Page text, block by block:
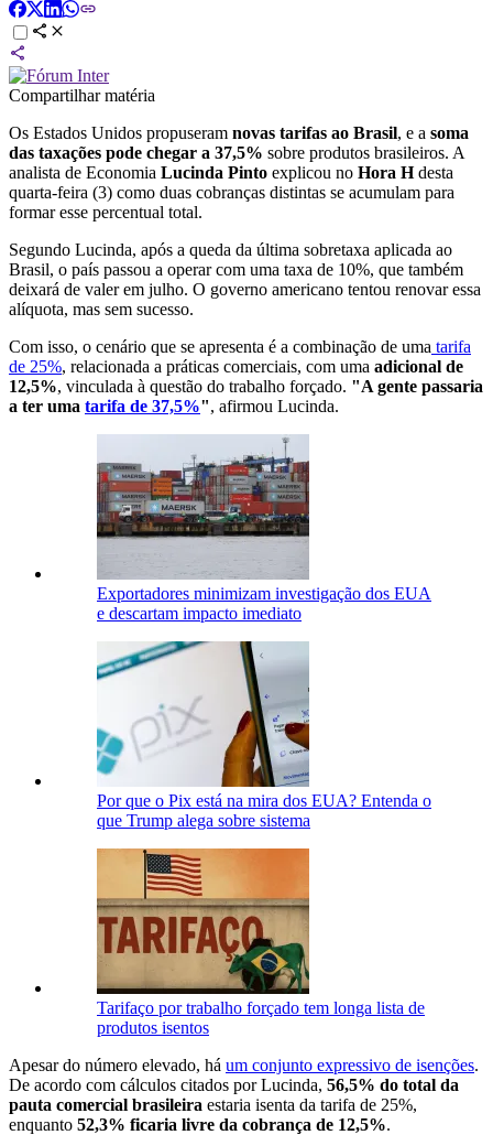
Compartilhar matéria
Os Estados Unidos propuseram novas tarifas ao Brasil, e a soma
das taxações pode chegar a 37,5% sobre produtos brasileiros. A
analista de Economia Lucinda Pinto explicou no Hora Hdesta
quarta-feira (3) como duas cobranças distintas se acumulam para
formar esse percentual total.
Segundo Lucinda, após a queda da última sobretaxa aplicada ao
Brasil, o país passou a operar com uma taxa de 10%, que também
deixará de valer em julho. O governo americano tentou renovar essa
alíquota, mas sem sucesso.
Com isso, o cenário que se apresenta é a combinação de uma tarifa
de 25%, relacionada a práticas comerciais, com uma adicional de
12,5%, vinculada à questão do trabalho forçado. "A gente passaria
a ter uma tarifa de 37,5%", afirmou Lucinda.
Exportadores minimizam investigação dos EUA
e descartam impacto imediato
Por que o Pix está na mira dos EUA? Entenda o
que Trump alega sobre sistema
Tarifaço por trabalho forçado tem longa lista de
produtos isentos
Apesar do número elevado, há um conjunto expressivo de isenções.
De acordo com cálculos citados por Lucinda, 56,5% do total da
pauta comercial brasileira estaria isenta da tarifa de 25%,
enquanto 52,3% ficaria livre da cobrança de 12,5%.